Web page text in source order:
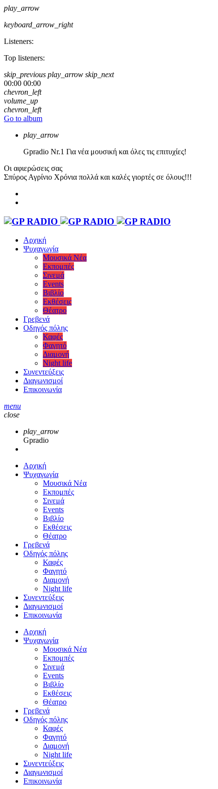
play_arrow
keyboard_arrow_right
Listeners:
Top listeners:
skip_previous play_arrow skip_next
00:00 00:00
chevron_left
volume_up
chevron_left
Go to album
play_arrow
Gpradio Nr.1 Για νέα μουσική και όλες τις επιτυχίες!
Οι αφιερώσεις σας
Σπύρος Αγρίνιο Χρόνια πολλά και καλές γιορτές σε όλους!!!
Αρχική
Ψυχαγωγία
Μουσικά Νέα
Εκπομπές
Σινεμά
Events
Βιβλίο
Εκθέσεις
Θέατρο
Γρεβενά
Οδηγός πόλης
Καφές
Φαγητό
Διαμονή
Night life
Συνεντεύξεις
Διαγωνισμοί
Επικοινωνία
menu
close
play_arrow
Gpradio
Αρχική
Ψυχαγωγία
Μουσικά Νέα
Εκπομπές
Σινεμά
Events
Βιβλίο
Εκθέσεις
Θέατρο
Γρεβενά
Οδηγός πόλης
Καφές
Φαγητό
Διαμονή
Night life
Συνεντεύξεις
Διαγωνισμοί
Επικοινωνία
Αρχική
Ψυχαγωγία
Μουσικά Νέα
Εκπομπές
Σινεμά
Events
Βιβλίο
Εκθέσεις
Θέατρο
Γρεβενά
Οδηγός πόλης
Καφές
Φαγητό
Διαμονή
Night life
Συνεντεύξεις
Διαγωνισμοί
Επικοινωνία